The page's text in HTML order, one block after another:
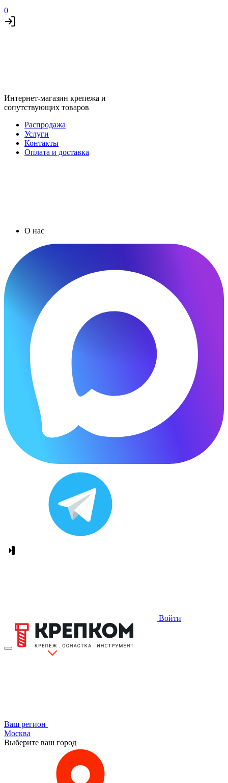
0
Интернет-магазин крепежа и
сопутствующих товаров
Распродажа
Услуги
Контакты
Оплата и доставка
О нас
Войти
Ваш регион
Москва
Выберите ваш город